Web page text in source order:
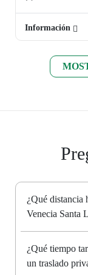
Información
¿Qué distancia
Venecia Santa
¿Qué tiempo
un traslado